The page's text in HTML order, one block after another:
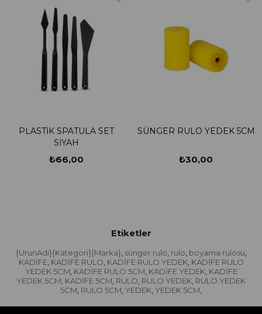
PLASTİK SPATULA SET
SİYAH
₺66,00
SÜNGER RULO YEDEK 5CM
₺30,00
Etiketler
{UrunAdi}{Kategori}{Marka}, sünger rulo, rulo, boyama rulosu,
KADİFE, KADİFE RULO, KADİFE RULO YEDEK, KADİFE RULO
YEDEK 5CM, KADİFE RULO 5CM, KADİFE YEDEK, KADİFE
YEDEK 5CM, KADİFE 5CM, RULO, RULO YEDEK, RULO YEDEK
5CM, RULO 5CM, YEDEK, YEDEK 5CM,